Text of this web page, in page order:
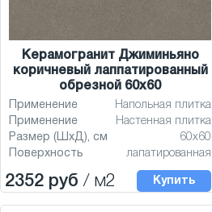
Керамогранит Джиминьяно
коричневый лаппатированный
обрезной 60x60
Применение
Напольная плитка
Применение
Настенная плитка
Размер (ШхД), см
60x60
Поверхность
лапатированная
2352 руб / м2 Купить